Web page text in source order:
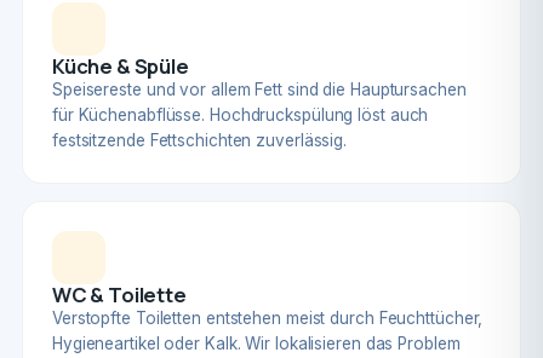
Küche & Spüle
Speisereste und vor allem Fett sind die Hauptursachen
für Küchenabflüsse. Hochdruckspülung löst auch
festsitzende Fettschichten zuverlässig.
WC & Toilette
Verstopfte Toiletten entstehen meist durch Feuchttücher,
Hygieneartikel oder Kalk. Wir lokalisieren das Problem